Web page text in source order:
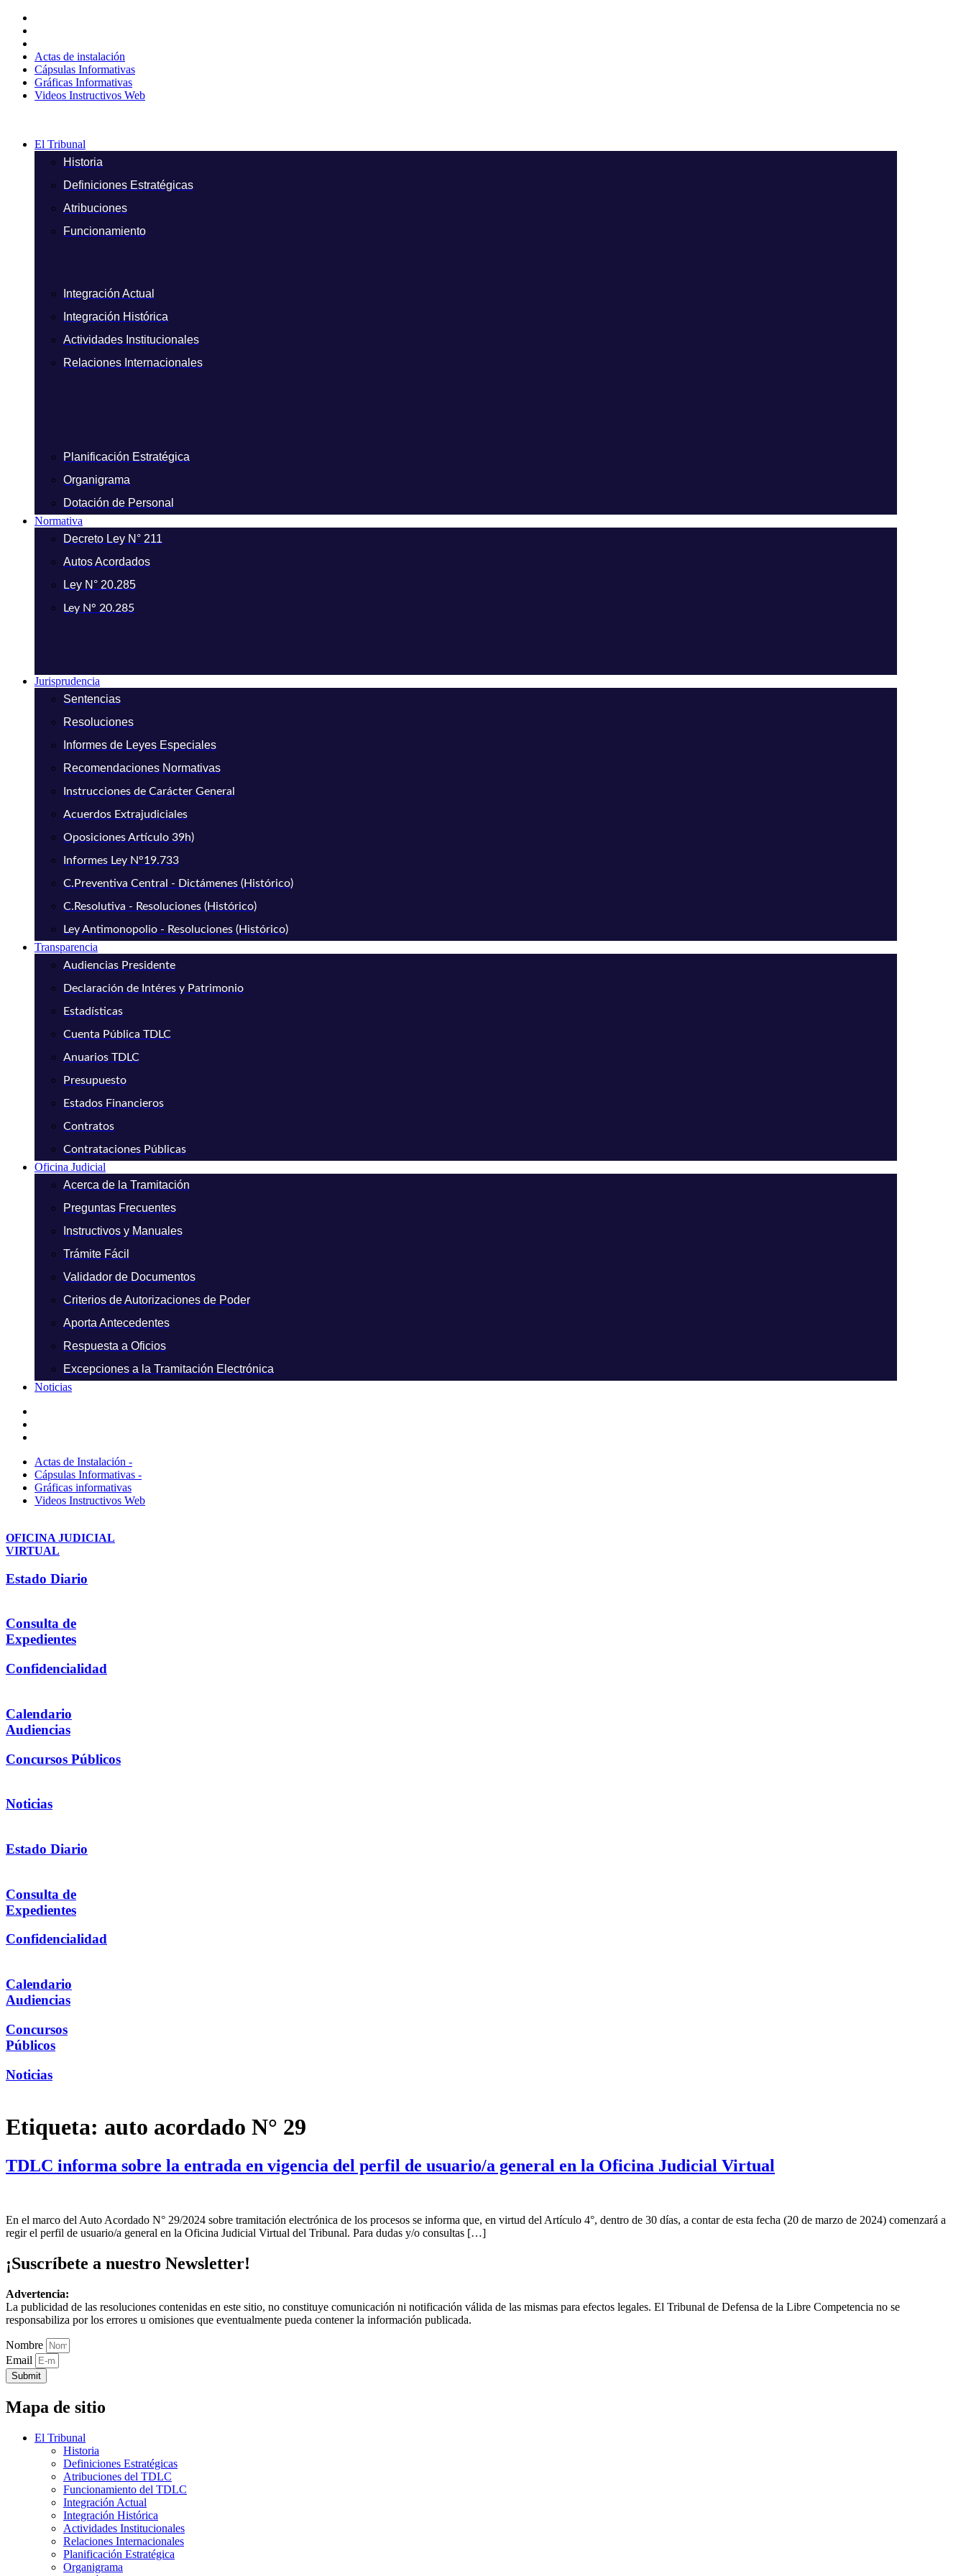
contenido
Actas de instalación
Cápsulas Informativas
Gráficas Informativas
Videos Instructivos Web
El Tribunal
Historia
Definiciones Estratégicas
Atribuciones
Funcionamiento
Integración Actual
Integración Histórica
Actividades Institucionales
Relaciones Internacionales
Planificación Estratégica
Organigrama
Dotación de Personal
Normativa
Decreto Ley N° 211
Autos Acordados
Ley N° 20.285
Ley N° 20.285
Jurisprudencia
Sentencias
Resoluciones
Informes de Leyes Especiales
Recomendaciones Normativas
Instrucciones de Carácter General
Acuerdos Extrajudiciales
Oposiciones Artículo 39h)
Informes Ley N°19.733
C.Preventiva Central - Dictámenes (Histórico)
C.Resolutiva - Resoluciones (Histórico)
Ley Antimonopolio - Resoluciones (Histórico)
Transparencia
Audiencias Presidente
Declaración de Intéres y Patrimonio
Estadísticas
Cuenta Pública TDLC
Anuarios TDLC
Presupuesto
Estados Financieros
Contratos
Contrataciones Públicas
Oficina Judicial
Acerca de la Tramitación
Preguntas Frecuentes
Instructivos y Manuales
Trámite Fácil
Validador de Documentos
Criterios de Autorizaciones de Poder
Aporta Antecedentes
Respuesta a Oficios
Excepciones a la Tramitación Electrónica
Noticias
Actas de Instalación -
Cápsulas Informativas -
Gráficas informativas
Videos Instructivos Web
OFICINA JUDICIAL
VIRTUAL
Estado Diario
Consulta de
Expedientes
Confidencialidad
Calendario
Audiencias
Concursos Públicos
Noticias
Estado Diario
Consulta de
Expedientes
Confidencialidad
Calendario
Audiencias
Concursos
Públicos
Noticias
Etiqueta: auto acordado N° 29
TDLC informa sobre la entrada en vigencia del perfil de usuario/a general en la Oficina Judicial Virtual
En el marco del Auto Acordado N° 29/2024 sobre tramitación electrónica de los procesos se informa que, en virtud del Artículo 4°, dentro de 30 días, a contar de esta fecha (20 de marzo de 2024) comenzará a
regir el perfil de usuario/a general en la Oficina Judicial Virtual del Tribunal. Para dudas y/o consultas […]
¡Suscríbete a nuestro Newsletter!
Advertencia:
La publicidad de las resoluciones contenidas en este sitio, no constituye comunicación ni notificación válida de las mismas para efectos legales. El Tribunal de Defensa de la Libre Competencia no se
responsabiliza por los errores u omisiones que eventualmente pueda contener la información publicada.
Nombre
Email
Submit
Mapa de sitio
El Tribunal
Historia
Definiciones Estratégicas
Atribuciones del TDLC
Funcionamiento del TDLC
Integración Actual
Integración Histórica
Actividades Institucionales
Relaciones Internacionales
Planificación Estratégica
Organigrama